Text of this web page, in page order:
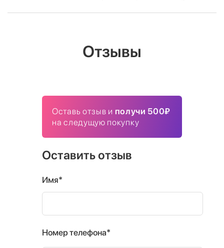
Отзывы
Оставь отзыв и получи 500₽
на следущую покупку
Оставить отзыв
Имя*
Номер телефона*